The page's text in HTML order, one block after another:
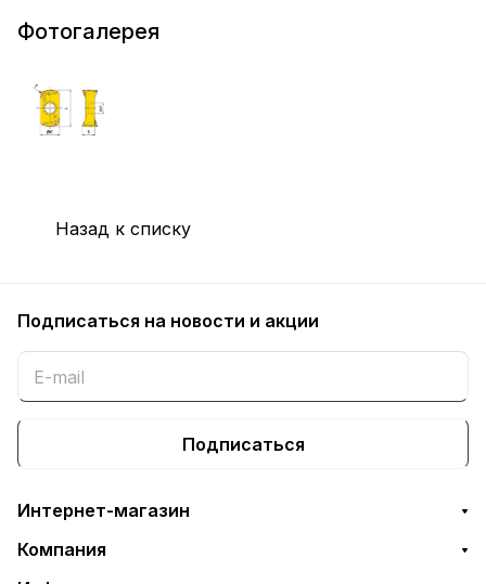
Фотогалерея
Назад к списку
Подписаться на новости и акции
Подписаться
Интернет-магазин
Компания